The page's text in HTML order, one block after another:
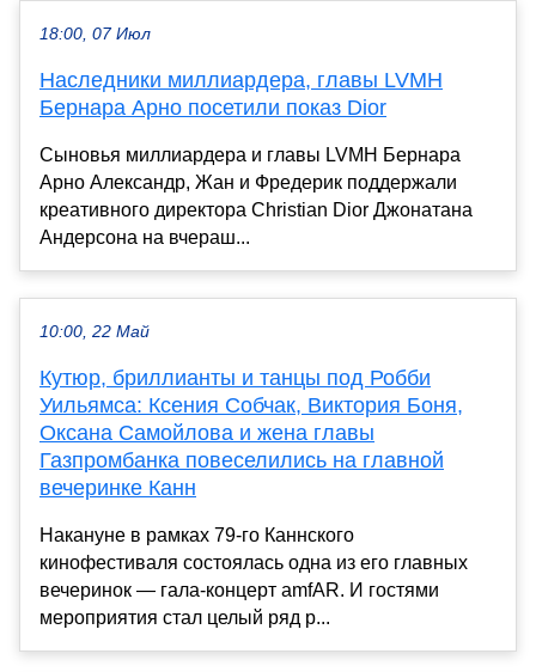
18:00, 07 Июл
Наследники миллиардера, главы LVMH
Бернара Арно посетили показ Dior
Сыновья миллиардера и главы LVMH Бернара
Арно Александр, Жан и Фредерик поддержали
креативного директора Christian Dior Джонатана
Андерсона на вчераш...
10:00, 22 Май
Кутюр, бриллианты и танцы под Робби
Уильямса: Ксения Собчак, Виктория Боня,
Оксана Самойлова и жена главы
Газпромбанка повеселились на главной
вечеринке Канн
Накануне в рамках 79-го Каннского
кинофестиваля состоялась одна из его главных
вечеринок — гала-концерт amfAR. И гостями
мероприятия стал целый ряд р...